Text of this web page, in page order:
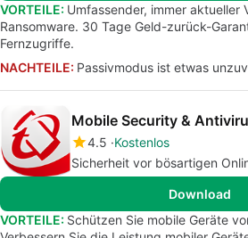
VORTEILE: Umfassender, immer
Ransomware. 30 Tage Geld-zurück-
Fernzugriffe.
NACHTEILE: Passivmodus ist etwas
Mobile Security &
4.5 Kostenlos
Sicherheit vor bösartigen
Download
VORTEILE: Schützen Sie mobile Geräte